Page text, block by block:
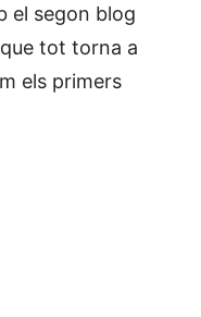
el segon blog
tot torna a
els primers